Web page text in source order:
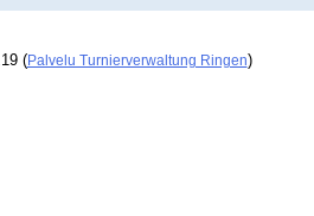
(Palvelu Turnierverwaltung Ringen)